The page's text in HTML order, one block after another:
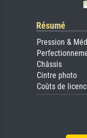
Résumé
Pression &
Châssis
Cintre photo
Coûts de